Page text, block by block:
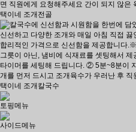
택이네 조개전골
택이네 조개칼국수
토핑메뉴
사이드메뉴